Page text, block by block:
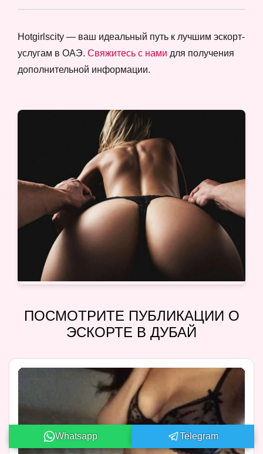
Hotgirlscity — ваш идеальный путь к лучшим эскорт-
услугам в ОАЭ. Свяжитесь с нами для получения
дополнительной информации.
ПОСМОТРИТЕ ПУБЛИКАЦИИ О
ЭСКОРТЕ В ДУБАЙ
Whatsapp Telegram